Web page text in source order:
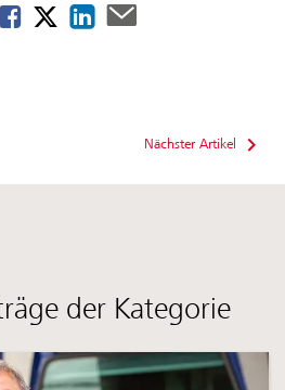
Nächster Artikel
der Kategorie